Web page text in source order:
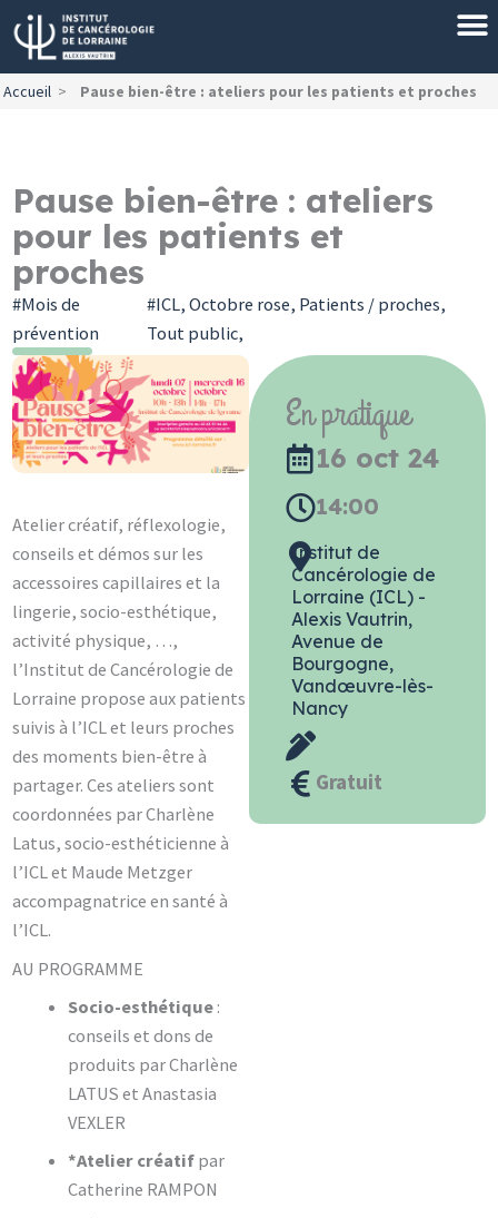
Aller
au
contenu
Accueil > Pause bien-être : ateliers pour les patients et proches
Pause bien-être : ateliers
pour les patients et
proches
Mois de
prévention
ICL Octobre rose Patients / proches
Tout public
Atelier créatif, réflexologie,
conseils et démos sur les
accessoires capillaires et la
lingerie, socio-esthétique,
activité physique, …,
l’Institut de Cancérologie de
Lorraine propose aux patients
suivis à l’ICL et leurs proches
des moments bien-être à
partager. Ces ateliers sont
coordonnées par Charlène
Latus, socio-esthéticienne à
l’ICL et Maude Metzger
accompagnatrice en santé à
l’ICL.
AU PROGRAMME
Socio-esthétique:
conseils et dons de
produits par Charlène
LATUS et Anastasia
VEXLER
*Atelier créatif par
Catherine RAMPON
En pratique
16 oct 24
14:00
Institut de
Cancérologie de
Lorraine (ICL) -
Alexis Vautrin,
Avenue de
Bourgogne,
Vandœuvre-lès-
Nancy
Gratuit